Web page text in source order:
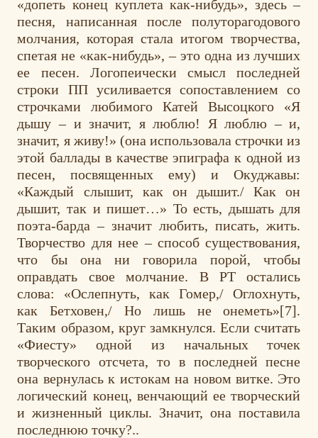
«допеть конец куплета как-нибудь», здесь –
песня, написанная после полуторагодового
молчания, которая стала итогом творчества,
спетая не «как-нибудь», – это одна из лучших
ее песен. Логопеически смысл последней
строки ПП усиливается сопоставлением со
строчками любимого Катей Высоцкого «Я
дышу – и значит, я люблю! Я люблю – и,
значит, я живу!» (она использовала строчки из
этой баллады в качестве эпиграфа к одной из
песен, посвященных ему) и Окуджавы:
«Каждый слышит, как он дышит./ Как он
дышит, так и пишет…» То есть, дышать для
поэта-барда – значит любить, писать, жить.
Творчество для нее – способ существования,
что бы она ни говорила порой, чтобы
оправдать свое молчание. В РТ остались
слова: «Ослепнуть, как Гомер,/ Оглохнуть,
как Бетховен,/ Но лишь не онеметь»[7].
Таким образом, круг замкнулся. Если считать
«Фиесту» одной из начальных точек
творческого отсчета, то в последней песне
она вернулась к истокам на новом витке. Это
логический конец, венчающий ее творческий
и жизненный циклы. Значит, она поставила
последнюю точку?..